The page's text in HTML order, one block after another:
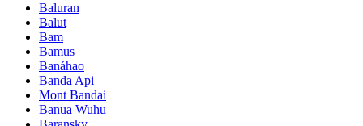
Baluran
Balut
Bam
Bamus
Banáhao
Banda Api
Mont Bandai
Banua Wuhu